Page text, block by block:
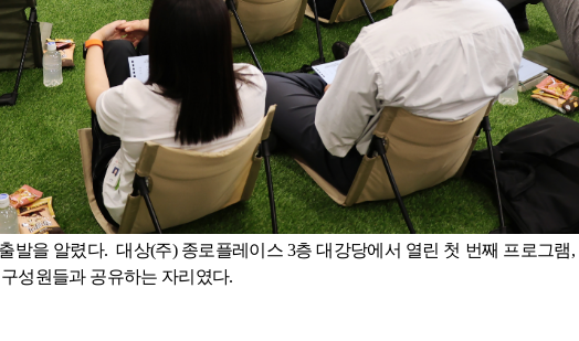
발을 알렸다.대상(주) 종로플레이스 3층 대강당에서 열린 첫 번째 프로그램,
성원들과 공유하는 자리였다.